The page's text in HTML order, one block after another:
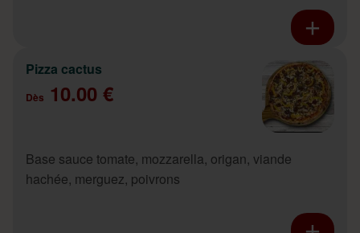
Pizza cactus
Dès 10.00 €
Base sauce tomate, mozzarella, origan, viande
hachée, merguez, poivrons